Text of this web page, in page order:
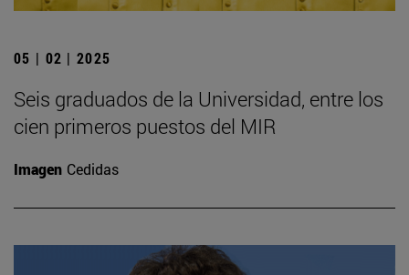
05 | 02 | 2025
Seis graduados de la Universidad, entre los
cien primeros puestos del MIR
Imagen Cedidas